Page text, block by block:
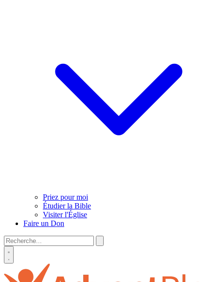
Priez pour moi
Étudier la Bible
Visiter l'Église
Faire un Don